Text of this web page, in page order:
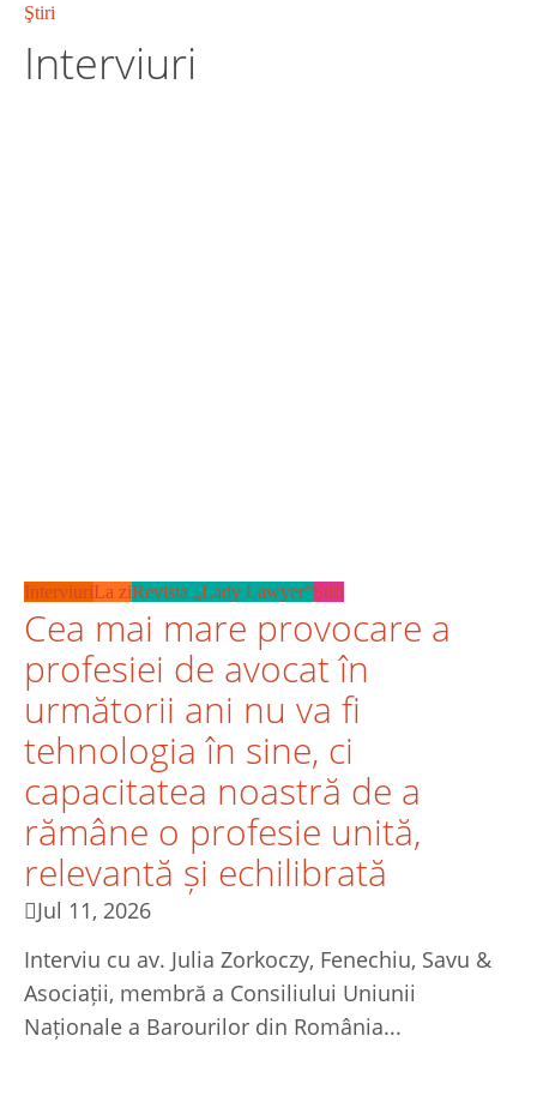
Ştiri
Interviuri
Interviuri La ziRevista „Lady Lawyer”Ştiri
Cea mai mare provocare a
profesiei de avocat în
următorii ani nu va fi
tehnologia în sine, ci
capacitatea noastră de a
rămâne o profesie unită,
relevantă și echilibrată
Jul 11, 2026
Interviu cu av. Julia Zorkoczy, Fenechiu, Savu &
Asociații, membră a Consiliului Uniunii
Naționale a Barourilor din România...